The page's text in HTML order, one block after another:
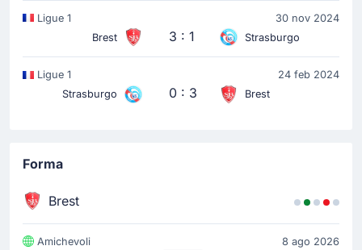
Ligue 1
30 nov 2024
Brest
3 : 1 Strasburgo
Ligue 1
24 feb 2024
Strasburgo
0 : 3 Brest
Forma
Brest
Amichevoli
8 ago 2026